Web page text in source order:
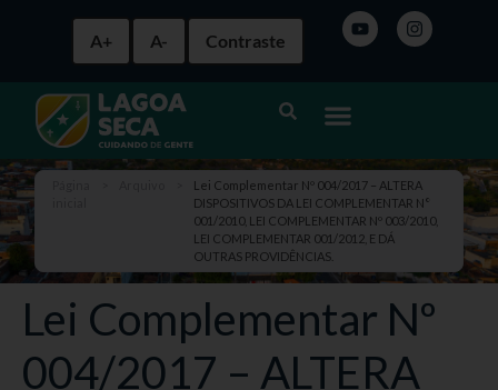
A+ A- Contraste
Lei Complementar Nº 004/2017 – ALTERA
DISPOSITIVOS DA LEI COMPLEMENTAR N°
001/2010, LEI COMPLEMENTAR Nº 003/2010,
LEI COMPLEMENTAR 001/2012, E DÁ
OUTRAS PROVIDÊNCIAS.
Lei Complementar Nº
004/2017 – ALTERA